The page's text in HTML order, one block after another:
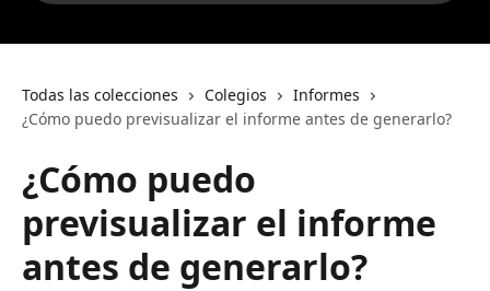
Todas las colecciones Colegios
Informes
¿Cómo puedo previsualizar el informe antes de generarlo?
¿Cómo puedo
previsualizar el informe
antes de generarlo?